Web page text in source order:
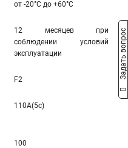
от -20°С до +60°С
12 месяцев при
соблюдении условий
эксплуатации
F2
110A(5c)
100
Задать вопрос